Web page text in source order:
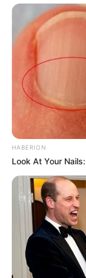
HABERION
Look At Your